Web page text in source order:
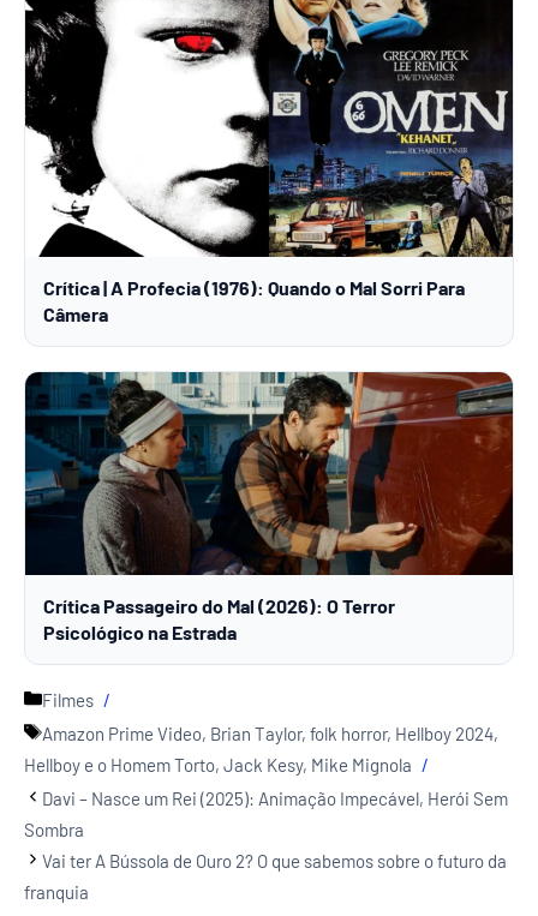
Crítica | A Profecia (1976): Quando o Mal Sorri Para
Câmera
Crítica Passageiro do Mal (2026): O Terror
Psicológico na Estrada
Categorias
Filmes
Tags
Amazon Prime Video, Brian Taylor, folk horror, Hellboy 2024,
Hellboy e o Homem Torto, Jack Kesy, Mike Mignola
Davi – Nasce um Rei (2025): Animação Impecável, Herói Sem
Sombra
Vai ter A Bússola de Ouro 2? O que sabemos sobre o futuro da
franquia